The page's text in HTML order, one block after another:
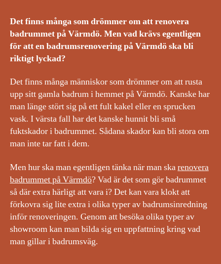
Det finns många som drömmer om att renovera
badrummet på Värmdö. Men vad krävs egentligen
för att en badrumsrenovering på Värmdö ska bli
riktigt lyckad?
Det finns många människor som drömmer om att rusta
upp sitt gamla badrum i hemmet på Värmdö. Kanske har
man länge stört sig på ett fult kakel eller en sprucken
vask. I värsta fall har det kanske hunnit bli små
fuktskador i badrummet. Sådana skador kan bli stora om
man inte tar fatt i dem.
Men hur ska man egentligen tänka när man skarenovera
badrummet på Värmdö? Vad är det som gör badrummet
så där extra härligt att vara i? Det kan vara klokt att
förkovra sig lite extra i olika typer av badrumsinredning
inför renoveringen. Genom att besöka olika typer av
showroom kan man bilda sig en uppfattning kring vad
man gillar i badrumsväg.